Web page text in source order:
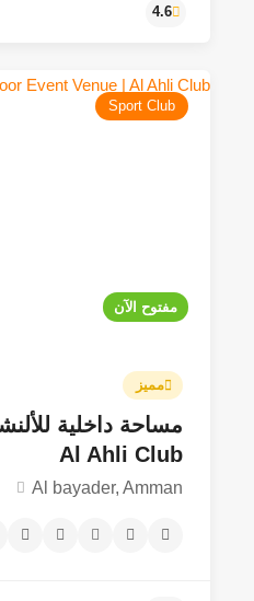
مفتوح الآن
Sport Club
مميز
مساحة داخلية
Al Ahli Club
Al bayader, Amman